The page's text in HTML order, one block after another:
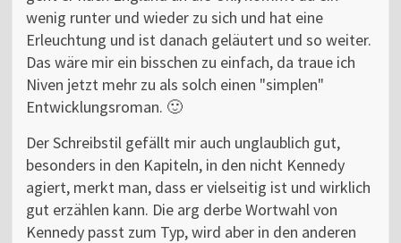
wenig runter und wieder zu sich und hat eine
Erleuchtung und ist danach geläutert und so weiter.
Das wäre mir ein bisschen zu einfach, da traue ich
Niven jetzt mehr zu als solch einen "simplen"
Entwicklungsroman. 🙂
Der Schreibstil gefällt mir auch unglaublich gut,
besonders in den Kapiteln, in den nicht Kennedy
agiert, merkt man, dass er vielseitig ist und wirklich
gut erzählen kann. Die arg derbe Wortwahl von
Kennedy passt zum Typ, wird aber in den anderen